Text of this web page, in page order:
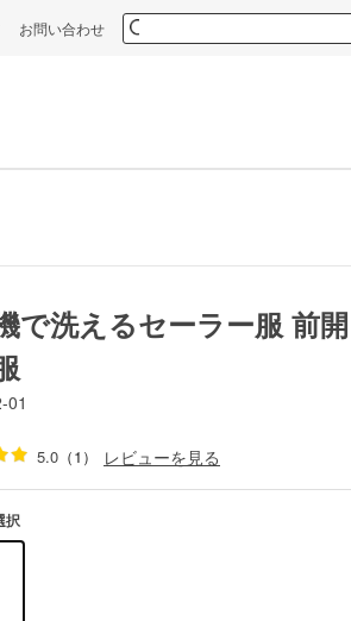
お問い合わせ
で洗えるセーラー服 前
01
5.0 （1） レビューを見る
択